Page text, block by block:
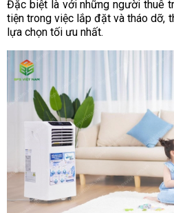
Đặc biệt là với những người thuê
tiện trong việc lắp đặt và tháo dỡ,
lựa chọn tối ưu nhất.